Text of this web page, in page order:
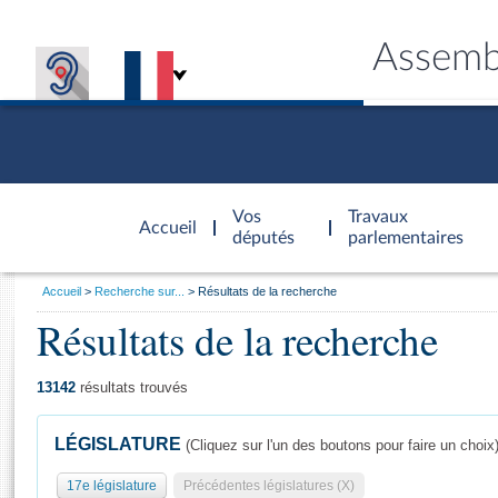
Accueil
d'accueil
Vos
députés
Travaux
parlementaires
Général
Vous
Accueil Recherche sur... Résultats de la recherche
Résultats de la recherche
13142 résultats trouvés
LÉGISLATURE (Cliquez sur l'un des boutons pour faire un choix)
17e législature Précédentes législatures (X)